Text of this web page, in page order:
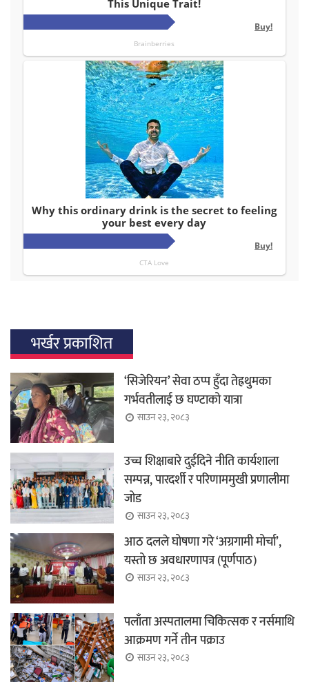
भर्खर प्रकाशित
‘सिजेरियन’ सेवा ठप्प हुँदा तेह्रथुमका
गर्भवतीलाई छ घण्टाको यात्रा
साउन २३, २०८३
उच्च शिक्षाबारे दुईदिने नीति कार्यशाला
सम्पन्न, पारदर्शी र परिणाममुखी प्रणालीमा
जोड
साउन २३, २०८३
आठ दलले घोषणा गरे ‘अग्रगामी मोर्चा’,
यस्तो छ अवधारणापत्र (पूर्णपाठ)
साउन २३, २०८३
पलाँता अस्पतालमा चिकित्सक र नर्समाथि
आक्रमण गर्ने तीन पक्राउ
साउन २३, २०८३